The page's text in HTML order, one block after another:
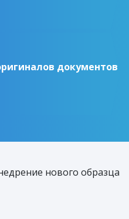
документов
нового образца